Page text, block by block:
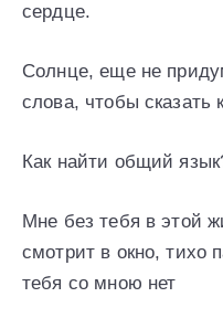
сердце.
Солнце, еще не
слова, чтобы сказать
Как найти общий
Мне без тебя в этой
смотрит в окно, тихо
тебя со мною нет